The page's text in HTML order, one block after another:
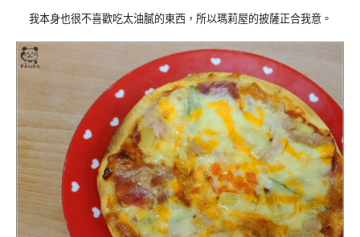
我本身也很不喜歡吃太油膩的東西，所以瑪莉屋的披薩正合我意。